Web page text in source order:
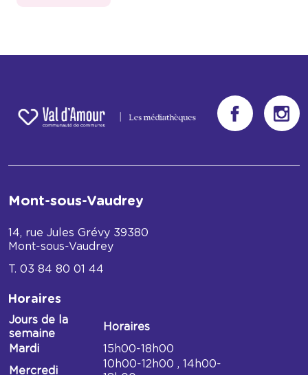
Mont-sous-Vaudrey
14, rue Jules Grévy 39380
Mont-sous-Vaudrey
03 84 80 01 44
Horaires
Horaires
Jours de la
semaine
Horaires
Mardi
15h00-18h00
Mercredi
10h00-12h00 , 14h00-